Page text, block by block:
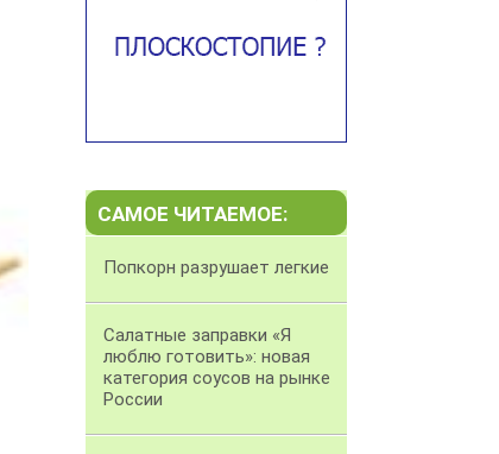
САМОЕ ЧИТАЕМОЕ:
Попкорн разрушает легкие
Салатные заправки «Я
люблю готовить»: новая
категория соусов на рынке
России